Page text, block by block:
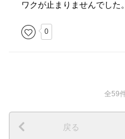
ワクが止まりませんでした。
0
全59
戻る